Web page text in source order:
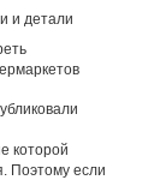
и детали
которой
Поэтому если